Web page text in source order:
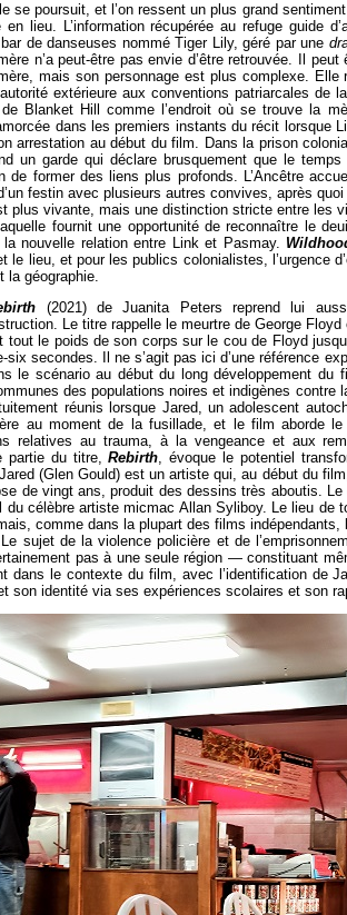
se poursuit, et l’on ressent un plus grand
en lieu. L’information récupérée au refuge guide
de danseuses nommé Tiger Lily, géré par une
n’a peut-être pas envie d’être retrouvée. Il
mais son personnage est plus complexe.
extérieure aux conventions patriarcales de
Blanket Hill comme l’endroit où se trouve la
dans les premiers instants du récit lorsque
arrestation au début du film. Dans la prison
un garde qui déclare brusquement que le
de former des liens plus profonds. L’Ancêtre
festin avec plusieurs autres convives, après
plus vivante, mais une distinction stricte entre les
fournit une opportunité de reconnaître le
la nouvelle relation entre Link et Pasmay.
le lieu, et pour les publics colonialistes, l’urgence
la géographie.
(2021) de Juanita Peters reprend lui
Le titre rappelle le meurtre de George
tout le poids de son corps sur le cou de Floyd
six secondes. Il ne s’agit pas ici d’une référence
le scénario au début du long développement
des populations noires et indigènes
réunis lorsque Jared, un adolescent
au moment de la fusillade, et le film aborde
relatives au trauma, à la vengeance et aux
partie du titre,Rebirth, évoque le potentiel
Jared (Glen Gould) est un artiste qui, au début du
de vingt ans, produit des dessins très aboutis.
du célèbre artiste micmac Allan Syliboy. Le lieu de
comme dans la plupart des films
sujet de la violence policière et de
pas à une seule région — constituant
dans le contexte du film, avec l’identification de
son identité via ses expériences scolaires et son